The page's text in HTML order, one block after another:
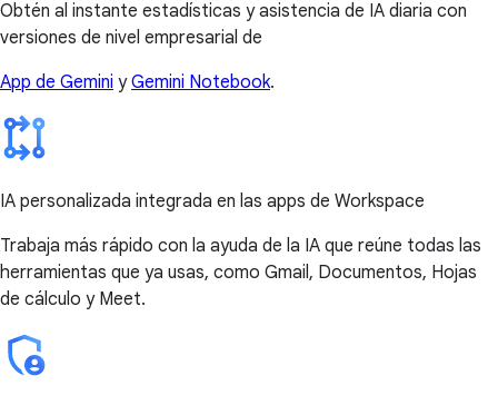
Obtén al instante estadísticas y asistencia de IA diaria con
versiones de nivel empresarial de
App de Gemini yGemini Notebook.
IA personalizada integrada en las apps de Workspace
Trabaja más rápido con la ayuda de la IA que reúne todas las
herramientas que ya usas, como Gmail, Documentos, Hojas
de cálculo y Meet.